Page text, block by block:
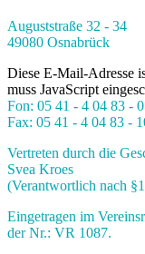
Auguststraße 32 - 34
49080 Osnabrück
Diese E-Mail-Adresse
muss JavaScript
Fon: 05 41 - 4 04 83 - 0
Fax: 05 41 - 4 04 83 -
Vertreten durch die
Svea Kroes
(Verantwortlich nach
Eingetragen im
der Nr.: VR 1087.